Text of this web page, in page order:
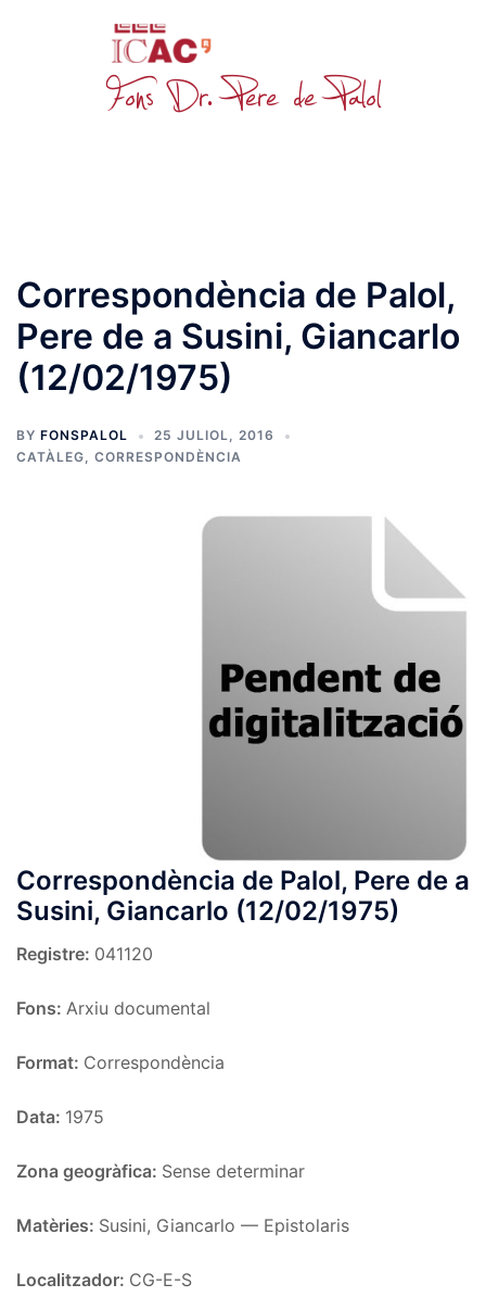
Correspondència de Palol,
Pere de a Susini, Giancarlo
(12/02/1975)
BY FONSPALOL
25 JULIOL, 2016
CATÀLEG, CORRESPONDÈNCIA
Correspondència de Palol, Pere de a
Susini, Giancarlo (12/02/1975)
Registre: 041120
Fons: Arxiu documental
Format: Correspondència
Data: 1975
Zona geogràfica: Sense determinar
Matèries: Susini, Giancarlo — Epistolaris
Localitzador: CG-E-S